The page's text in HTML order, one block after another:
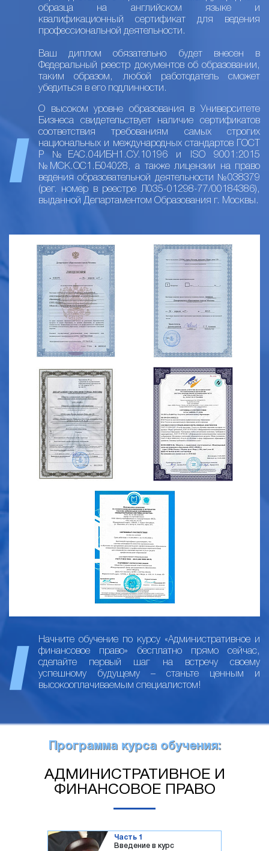
образца на английском языке и
квалификационный сертификат для ведения
профессиональной деятельности.
Ваш диплом обязательно будет внесен в
Федеральный реестр документов об образовании,
таким образом, любой работодатель сможет
убедиться в его подлинности.
О высоком уровне образования в Университете
Бизнеса свидетельствует наличие сертификатов
соответствия требованиям самых строгих
национальных и международных стандартов ГОСТ
Р №ЕАС.04ИБН1.СУ.10196 и ISO 9001:2015
№МСК.ОС1.Б04028, а также лицензии на право
ведения образовательной деятельности №038379
(рег. номер в реестре Л035-01298-77/00184386),
выданной Департаментом Образования г. Москвы.
Начните обучение по курсу «Административное и
финансовое право» бесплатно прямо сейчас,
сделайте первый шаг на встречу своему
успешному будущему – станьте ценным и
высокооплачиваемым специалистом!
Программа курса обучения:
АДМИНИСТРАТИВНОЕ И
ФИНАНСОВОЕ ПРАВО
Часть 1
Введение в курс